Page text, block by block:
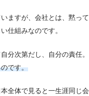
ますが、会社とは、黙って
仕組みなのです。
分次第だし、自分の責任。
です。
全体で見ると一生涯同じ会